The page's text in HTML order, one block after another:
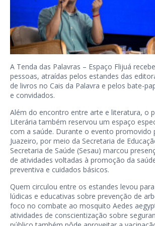
A Tenda das Palavras – Espaço Flijuá
pessoas, atraídas pelos estandes das
de livros no Cais da Palavra e pelos bate-
e convidados.
Além do encontro entre arte e literatura, o
Literária também reservou um espaço
com a saúde. Durante o evento promovido
Juazeiro, por meio da Secretaria de
Secretaria de Saúde (Sesau) marcou
de atividades voltadas à promoção da
preventiva e cuidados básicos.
Quem circulou entre os estandes levou
lúdicas e educativas sobre prevenção de
foco no combate ao mosquito Aedes
atividades de conscientização sobre